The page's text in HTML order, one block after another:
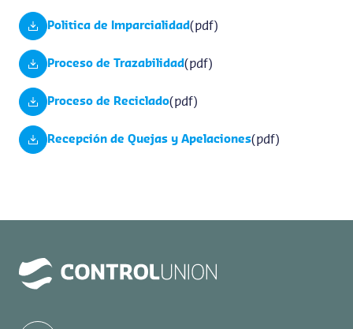
Politica de Imparcialidad (pdf)
Proceso de Trazabilidad (pdf)
Proceso de Reciclado(pdf)
Recepción de Quejas y Apelaciones(pdf)